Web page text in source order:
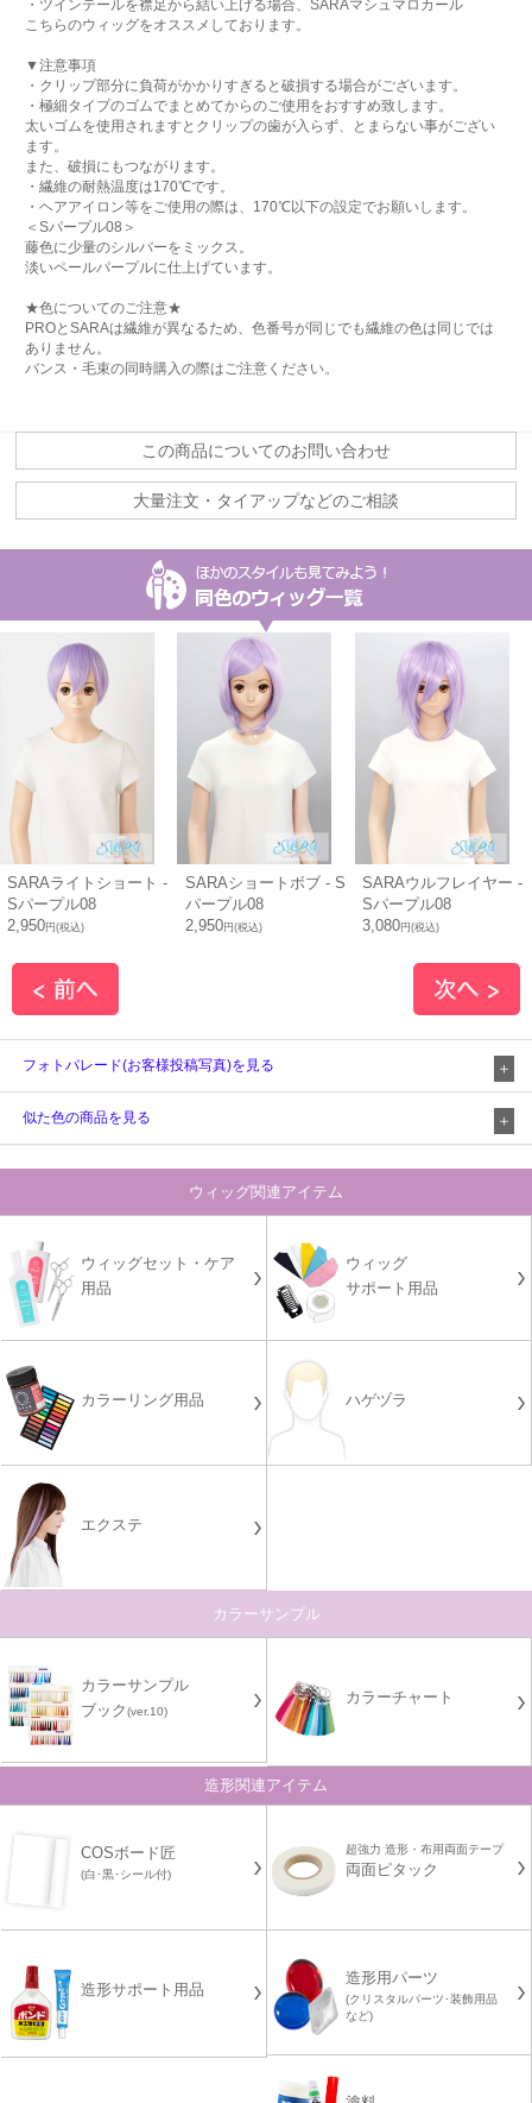
・ツインテールを襟足から結い上げる場合、SARAマシュマロカール
こちらのウィッグをオススメしております。
▼注意事項
・クリップ部分に負荷がかかりすぎると破損する場合がございます。
・極細タイプのゴムでまとめてからのご使用をおすすめ致します。
太いゴムを使用されますとクリップの歯が入らず、とまらない事がござい
ます。
また、破損にもつながります。
・繊維の耐熱温度は170℃です。
・ヘアアイロン等をご使用の際は、170℃以下の設定でお願いします。
＜Sパープル08＞
藤色に少量のシルバーをミックス。
淡いペールパープルに仕上げています。
★色についてのご注意★
PROとSARAは繊維が異なるため、色番号が同じでも繊維の色は同じでは
ありません。
バンス・毛束の同時購入の際はご注意ください。
この商品についてのお問い合わせ
大量注文・タイアップなどのご相談
SARAライトショート -
Sパープル08
2,950円(税込)
SARAショートボブ - S
パープル08
2,950円(税込)
SARAウルフレイヤー -
Sパープル08
3,080円(税込)
フォトパレード(お客様投稿写真)を見る
似た色の商品を見る
ウィッグ関連アイテム
ウィッグセット・ケア
用品
ウィッグ
サポート用品
カラーリング用品 ハゲヅラ
エクステ
カラーサンプル
カラーサンプル
ブック(ver.10)
カラーチャート
造形関連アイテム
COSボード匠
(白･黒･シール付)
超強力 造形・布用両面テープ
両面ピタック
造形サポート用品
造形用パーツ
(クリスタルパーツ･装飾用品
など)